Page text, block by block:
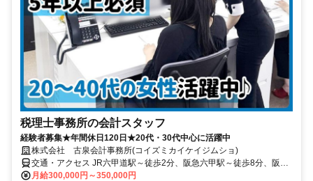
税理士事務所の会計スタッフ
経験者募集★年間休日120日★20代・30代中心に活躍中
株式会社 古泉会計事務所(コイズミカイケイジムショ)
交通・アクセス JR六甲道駅～徒歩2分、阪急六甲駅～徒歩8分、阪神
新在家駅～徒歩11分
月給300,000円～350,000円